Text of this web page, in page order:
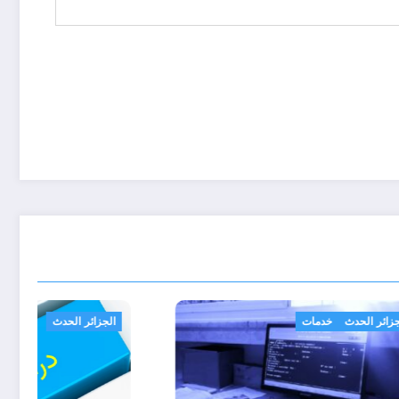
الجزائر الحدث خدمات